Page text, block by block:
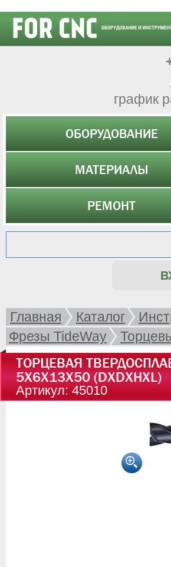
график
ОБОРУДОВАНИЕ
МАТЕРИАЛЫ
РЕМОНТ
Главная Каталог
Фрезы TideWay
ТОРЦЕВАЯ
5X6X13X50 (DXDXHXL)
Артикул: 45010